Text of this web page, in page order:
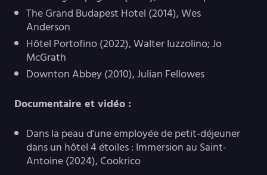
The Grand Budapest Hotel (2014), Wes
Anderson
Hôtel Portofino (2022), Walter Iuzzolino; Jo
McGrath
Downton Abbey (2010), Julian Fellowes
Documentaire et vidéo :
Dans la peau d’une employée de petit-déjeuner
dans un hôtel 4 étoiles : Immersion au Saint-
Antoine (2024), Cookrico